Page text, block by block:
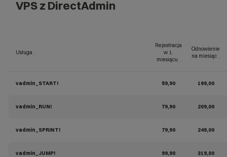
VPS z DirectAdmin
Usługa
Rejestracja
w 1.
miesiącu
Odnowienie
na miesiąc
vadmin_START! 59,90 169,00
vadmin_RUN! 79,90 209,00
vadmin_SPRINT! 79,90 249,00
vadmin_JUMP! 99,90 319,00